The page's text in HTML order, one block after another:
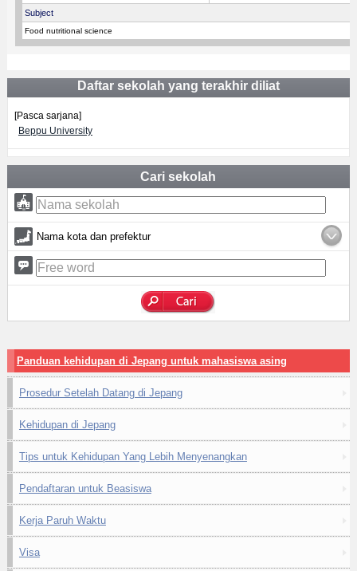
Subject
Food nutritional science
Daftar sekolah yang terakhir diliat
[Pasca sarjana]
Beppu University
Cari sekolah
Nama kota dan prefektur
Panduan kehidupan di Jepang untuk mahasiswa asing
Prosedur Setelah Datang di Jepang
Kehidupan di Jepang
Tips untuk Kehidupan Yang Lebih Menyenangkan
Pendaftaran untuk Beasiswa
Kerja Paruh Waktu
Visa